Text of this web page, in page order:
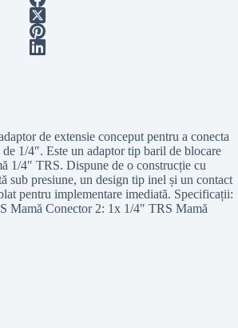
de extensie conceput pentru a conecta
1/4″. Este un adaptor tip baril de blocare
1/4″ TRS. Dispune de o construcție cu
sub presiune, un design tip inel și un contact
pentru implementare imediată. Specificații:
Mamă Conector 2: 1x 1/4″ TRS Mamă